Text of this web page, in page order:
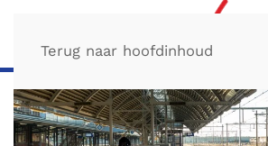
Terug naar hoofdinhoud